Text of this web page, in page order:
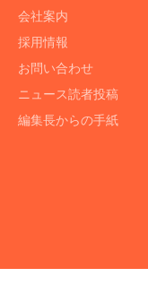
会社案内
採用情報
お問い合わせ
ニュース読者投稿
編集長からの手紙